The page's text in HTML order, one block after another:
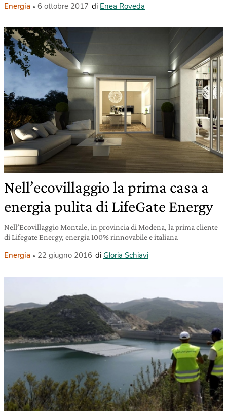
Energia 6 ottobre 2017 di Enea Roveda
Nell’ecovillaggio la prima casa a
energia pulita di LifeGate Energy
Nell’Ecovillaggio Montale, in provincia di Modena, la prima cliente
di Lifegate Energy, energia 100% rinnovabile e italiana
Energia 22 giugno 2016 di Gloria Schiavi